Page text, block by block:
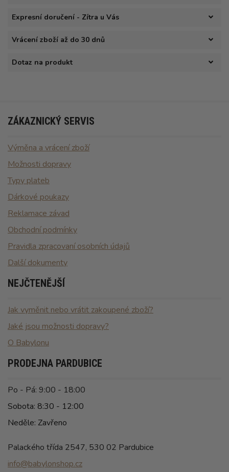
Expresní doručení - Zítra u Vás
Vrácení zboží až do 30 dnů
Dotaz na produkt
ZÁKAZNICKÝ SERVIS
Výměna a vrácení zboží
Možnosti dopravy
Typy plateb
Dárkové poukazy
Reklamace závad
Obchodní podmínky
Pravidla zpracovaní osobních údajů
Další dokumenty
NEJČTENĚJŠÍ
Jak vyměnit nebo vrátit zakoupené zboží?
Jaké jsou možnosti dopravy?
O Babylonu
PRODEJNA PARDUBICE
Po - Pá: 9:00 - 18:00
Sobota: 8:30 - 12:00
Neděle: Zavřeno
Palackého třída 2547, 530 02 Pardubice
info@babylonshop.cz